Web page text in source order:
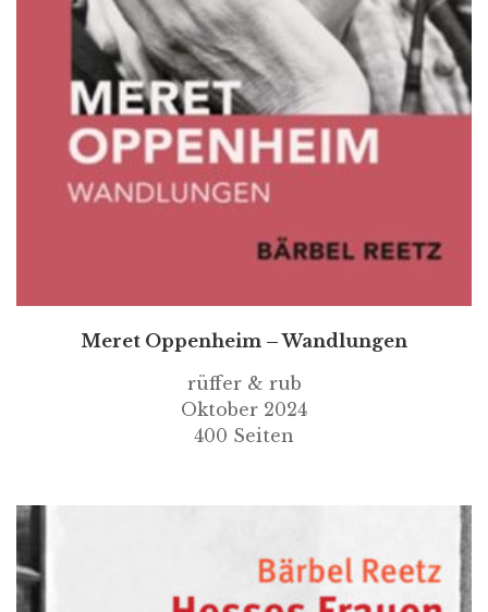
Meret Oppenheim – Wandlungen
rüffer & rub
Oktober 2024
400 Seiten